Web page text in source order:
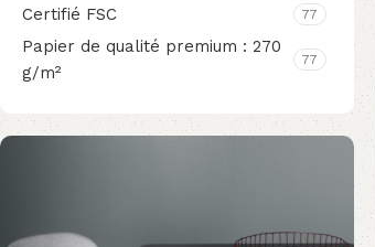
Certifié FSC 77
Papier de qualité premium : 270
g/m²
77